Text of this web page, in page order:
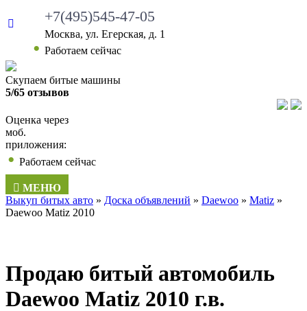
+7(495)545-47-05
Москва, ул. Егерская, д. 1
Работаем сейчас
Скупаем битые машины
5/65 отзывов
Оценка через
моб.
приложения:
Работаем сейчас
МЕНЮ
Выкуп битых авто » Доска объявлений » Daewoo » Matiz »
Daewoo Matiz 2010
Продаю битый автомобиль
Daewoo Matiz 2010 г.в.